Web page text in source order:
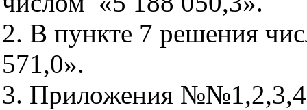
2. В пункте 7 решения
571,0».
3. Приложения